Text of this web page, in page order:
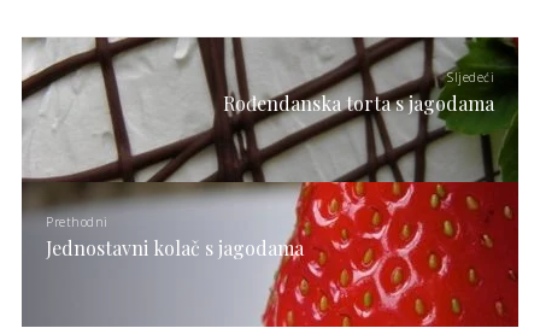
Sljedeći
Rođendanska torta s jagodama
Prethodni
Jednostavni kolač s jagodama